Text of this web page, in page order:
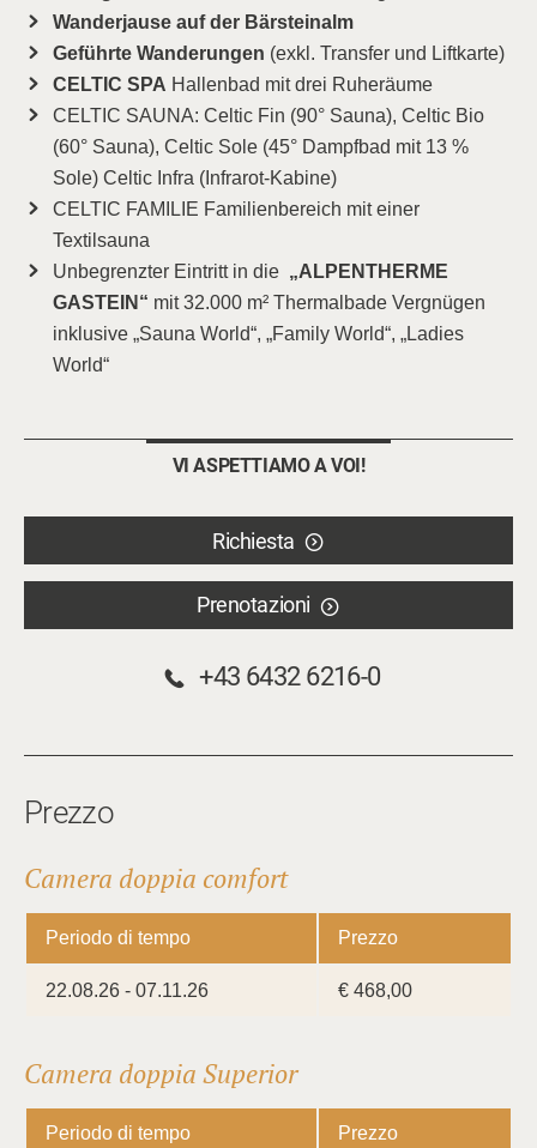
Wanderjause auf der Bärsteinalm
Geführte Wanderungen (exkl. Transfer und Liftkarte)
CELTIC SPA Hallenbad mit drei Ruheräume
CELTIC SAUNA: Celtic Fin (90° Sauna), Celtic Bio
(60° Sauna), Celtic Sole (45° Dampfbad mit 13 %
Sole) Celtic Infra (Infrarot-Kabine)
CELTIC FAMILIE Familienbereich mit einer
Textilsauna
Unbegrenzter Eintritt in die „ALPENTHERME
GASTEIN“ mit 32.000 m² Thermalbade Vergnügen
inklusive „Sauna World“, „Family World“, „Ladies
World“
VI ASPETTIAMO A VOI!
Richiesta
Prenotazioni
+43 6432 6216-0
Prezzo
Camera doppia comfort
Periodo di tempo Prezzo
22.08.26 - 07.11.26 € 468,00
Camera doppia Superior
Periodo di tempo Prezzo